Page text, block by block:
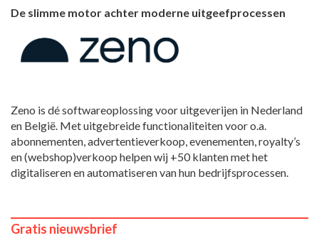
De slimme motor achter moderne uitgeefprocessen
Zeno is dé softwareoplossing voor uitgeverijen in Nederland
en België. Met uitgebreide functionaliteiten voor o.a.
abonnementen, advertentieverkoop, evenementen, royalty’s
en (webshop)verkoop helpen wij +50 klanten met het
digitaliseren en automatiseren van hun bedrijfsprocessen.
Gratis nieuwsbrief